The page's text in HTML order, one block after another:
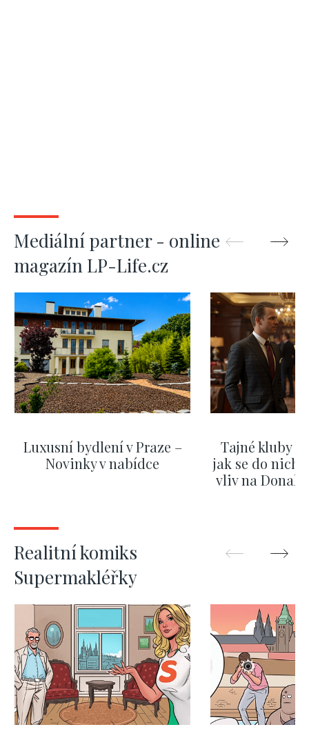
Mediální partner - online
magazín LP-Life.cz
Luxusní bydlení v Praze –
Novinky v nabídce
Tajné kluby
jak se do nich
vliv na
Realitní komiks
Supermakléřky